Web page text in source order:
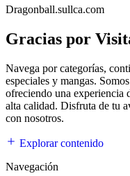
Dragonball.sullca.com
Gracias por
Navega por categorías,
especiales y mangas.
ofreciendo una experiencia
alta calidad. Disfruta de tu
con nosotros.
Explorar contenido
Navegación